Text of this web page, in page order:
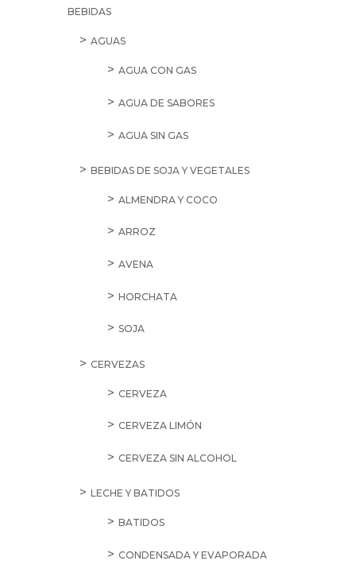
BEBIDAS
AGUAS
AGUA CON GAS
AGUA DE SABORES
AGUA SIN GAS
BEBIDAS DE SOJA Y VEGETALES
ALMENDRA Y COCO
ARROZ
AVENA
HORCHATA
SOJA
CERVEZAS
CERVEZA
CERVEZA LIMÓN
CERVEZA SIN ALCOHOL
LECHE Y BATIDOS
BATIDOS
CONDENSADA Y EVAPORADA